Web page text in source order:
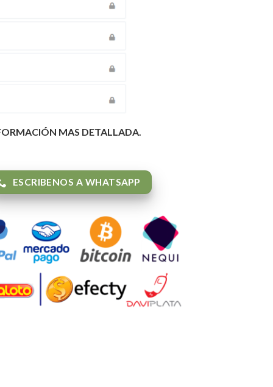
MAS DETALLADA.
ESCRIBENOS A WHATSAPP